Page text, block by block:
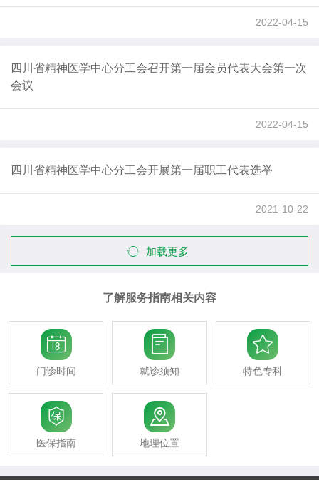
2022-04-15
四川省精神医学中心分工会召开第一届会员代表大会第一次
会议
2022-04-15
四川省精神医学中心分工会开展第一届职工代表选举
2021-10-22
加载更多
了解服务指南相关内容

门诊时间

就诊须知

特色专科

医保指南

地理位置